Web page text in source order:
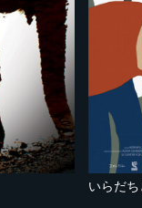
いらだち